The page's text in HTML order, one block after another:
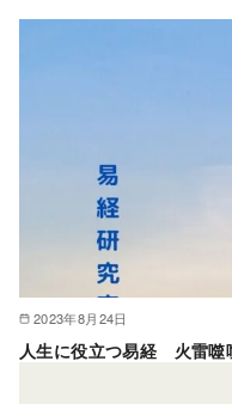
2023年8月24日
人生に役立つ易経 火雷噬